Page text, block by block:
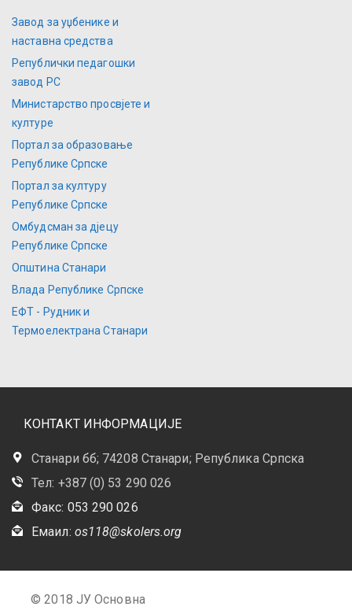
Завод за уџбенике и
наставна средства
Републички педагошки
завод РС
Министарство просвјете и
културе
Портал за образовање
Републике Српске
Портал за културу
Републике Српске
Омбудсман за дјецу
Републике Српске
Општина Станари
Влада Републике Српске
ЕФТ - Рудник и
Термоелектрана Станари
КОНТАКТ ИНФОРМАЦИЈЕ
Станари бб; 74208 Станари; Република Српска
Тел: +387 (0) 53 290 026
Факс: 053 290 026
Емаил: os118@skolers.org
© 2018 ЈУ Основна